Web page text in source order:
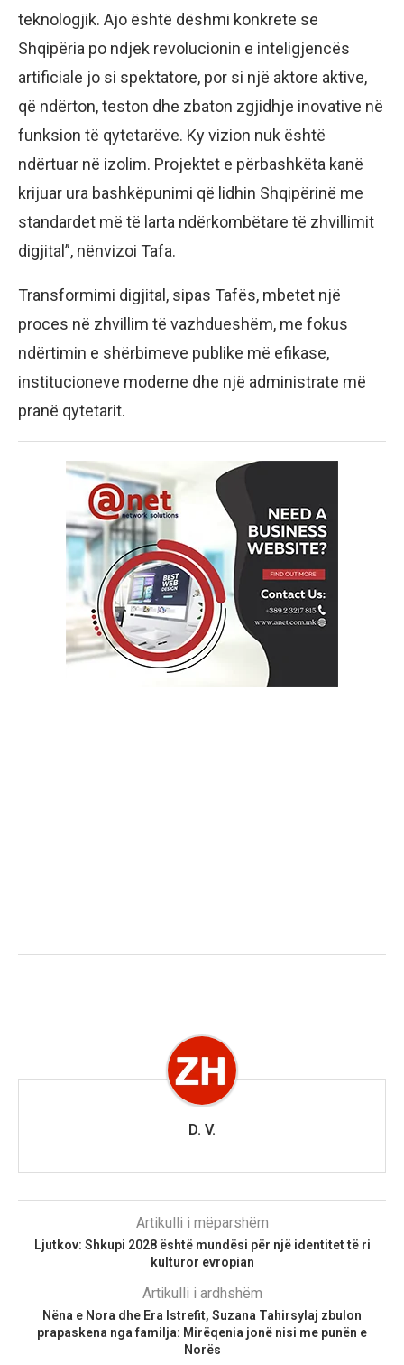
teknologjik. Ajo është dëshmi konkrete se
Shqipëria po ndjek revolucionin e inteligjencës
artificiale jo si spektatore, por si një aktore aktive,
që ndërton, teston dhe zbaton zgjidhje inovative në
funksion të qytetarëve. Ky vizion nuk është
ndërtuar në izolim. Projektet e përbashkëta kanë
krijuar ura bashkëpunimi që lidhin Shqipërinë me
standardet më të larta ndërkombëtare të zhvillimit
digjital”, nënvizoi Tafa.
Transformimi digjital, sipas Tafës, mbetet një
proces në zhvillim të vazhdueshëm, me fokus
ndërtimin e shërbimeve publike më efikase,
institucioneve moderne dhe një administrate më
pranë qytetarit.
D. V.
Artikulli i mëparshëm
Ljutkov: Shkupi 2028 është mundësi për një identitet të ri
kulturor evropian
Artikulli i ardhshëm
Nëna e Nora dhe Era Istrefit, Suzana Tahirsylaj zbulon
prapaskena nga familja: Mirëqenia jonë nisi me punën e
Norës